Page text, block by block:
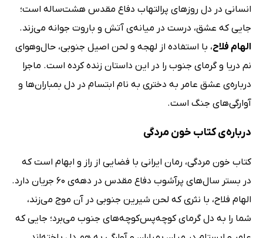
انسانی در دل روزهای پرالتهاب دفاع مقدس هشت‌ساله است؛
جایی که عشق، درست در میانه‌ی آتش و باروت جوانه می‌زند.
الهام فلاح، با استفاده از لهجه و لحن اصیل جنوبی، حال‌وهوای
نم دریا و گرمای جنوب را در این داستان زنده کرده است. ماجرا
درباره‌ی عشق عامر به دختری به نام ابتسام در دل بمباران‌ها و
آوارگی‌های جنگ است.
درباره‌ی کتاب خون مردگی
کتاب خون مردگی، رمان ایرانی با فضایی از راز و ابهام است که
در بستر سال‌های پرآشوب دفاع مقدس در دهه‌ی 60 جریان دارد.
الهام فلاح، با نثری که لحن شیرین جنوبی در آن موج می‌زند،
شما را به دل گرمای کوچه‌پس‌کوچه‌های جنوب می‌برد؛ جایی که